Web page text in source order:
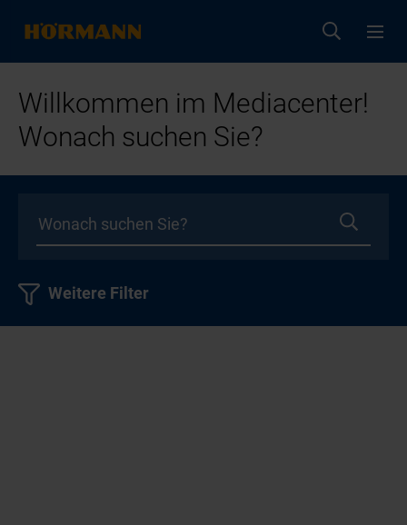
Willkommen im Mediacenter!
Wonach suchen Sie?
Weitere Filter